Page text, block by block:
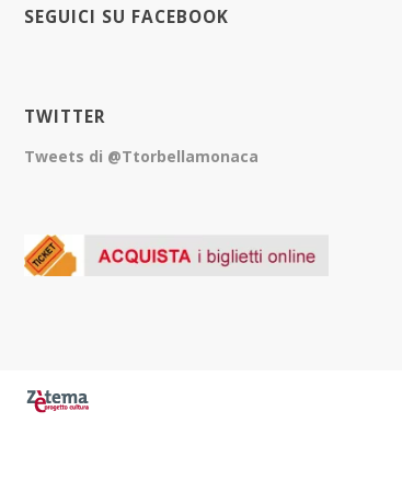
SEGUICI SU FACEBOOK
TWITTER
Tweets di @Ttorbellamonaca